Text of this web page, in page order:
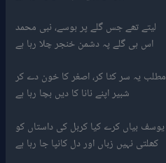
لیتے تھے جس گلے پر بوسے، نبی محمد
اس ہی گلے پہ دشمن خنجر چلا رہا ہے
مطلب یہ سر کٹا کر، اصغر کا خون دے کر
شبیر اپنے نانا کا دیں بچا رہا ہے
یوسف بیاں کرے کیا کربل کی داستاں کو
کھلتی نہیں زباں اور دل کانپا جا رہا ہے